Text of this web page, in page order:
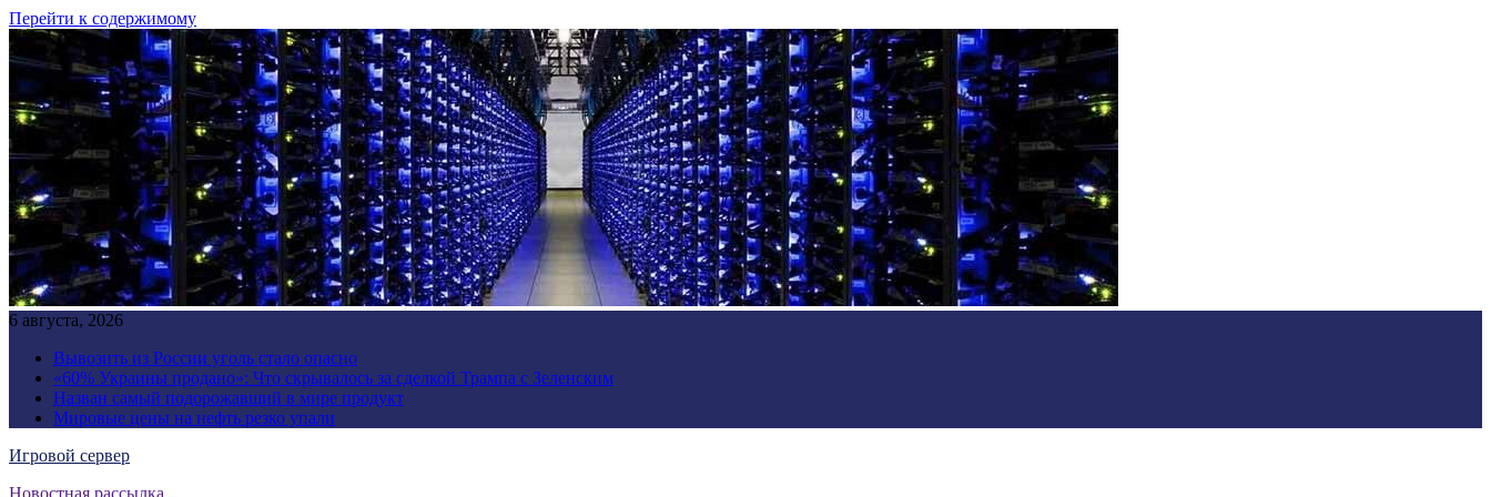
Перейти к содержимому
6 августа, 2026
Вывозить из России уголь стало опасно
«60% Украины продано»: Что скрывалось за сделкой Трампа с Зеленским
Назван самый подорожавший в мире продукт
Мировые цены на нефть резко упали
Игровой сервер
Новостная рассылка